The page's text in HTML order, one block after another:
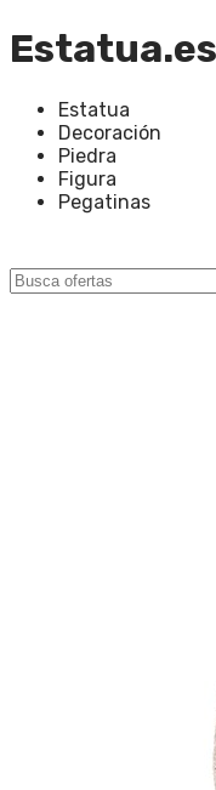
Estatua.es
Estatua
Decoración
Piedra
Figura
Pegatinas